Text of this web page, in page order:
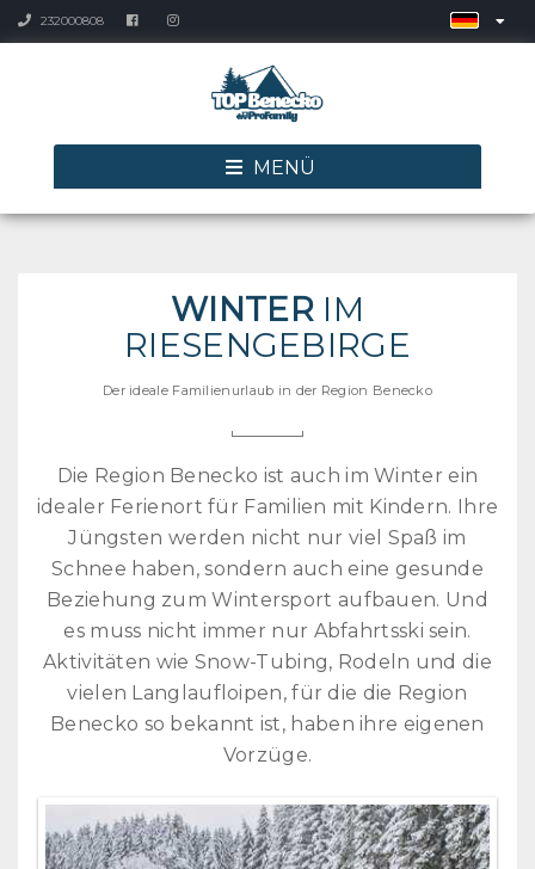
232000808
MENÜ
WINTER IM
RIESENGEBIRGE
Der ideale Familienurlaub in der Region Benecko
Die Region Benecko ist auch im Winter ein
idealer Ferienort für Familien mit Kindern. Ihre
Jüngsten werden nicht nur viel Spaß im
Schnee haben, sondern auch eine gesunde
Beziehung zum Wintersport aufbauen. Und
es muss nicht immer nur Abfahrtsski sein.
Aktivitäten wie Snow-Tubing, Rodeln und die
vielen Langlaufloipen, für die die Region
Benecko so bekannt ist, haben ihre eigenen
Vorzüge.